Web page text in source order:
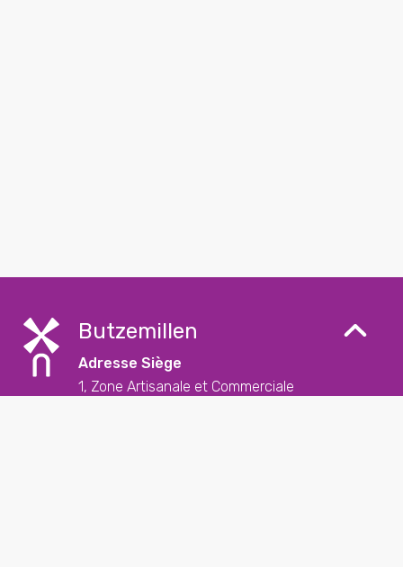
Butzemillen
Adresse Siège
1, Zone Artisanale et Commerciale